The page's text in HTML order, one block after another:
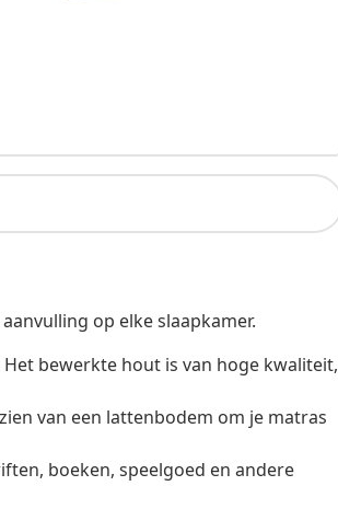
op elke slaapkamer.
bewerkte hout is van hoge kwaliteit,
van een lattenbodem om je matras
boeken, speelgoed en andere